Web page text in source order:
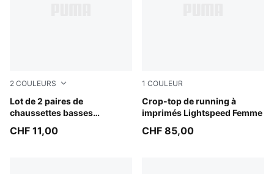
2 COULEURS
Lot de 2 paires de
chaussettes basses
traditionnelle PUMA
black
CHF 11,00
1 COULEUR
Crop-top de running à
imprimés Lightspeed Femme
Inky Depths
CHF 85,00